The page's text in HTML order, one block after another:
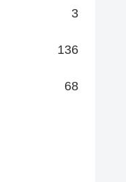
3
136
68